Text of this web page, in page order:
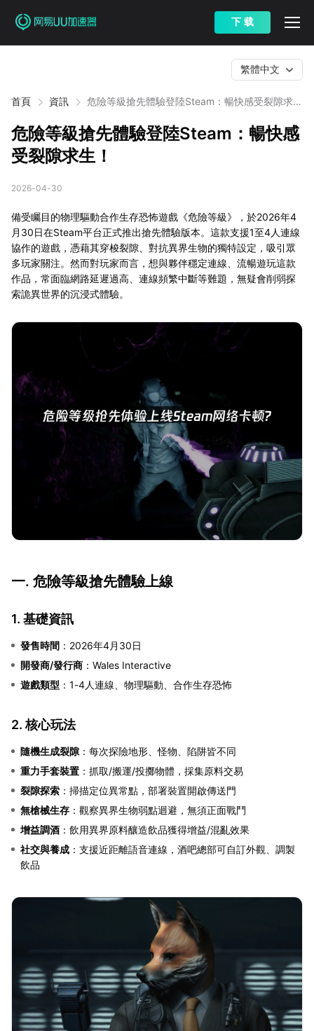
下 载
首頁 資訊
危險等級搶先體驗登陸Steam：暢快感受裂隙求
繁體中文
危險等級搶先體驗登陸Steam：暢快感
受裂隙求生！
2026-04-30
備受矚目的物理驅動合作生存恐怖遊戲《危險等級》，於2026年4
月30日在Steam平台正式推出搶先體驗版本。這款支援1至4人連線
協作的遊戲，憑藉其穿梭裂隙、對抗異界生物的獨特設定，吸引眾
多玩家關注。然而對玩家而言，想與夥伴穩定連線、流暢遊玩這款
作品，常面臨網路延遲過高、連線頻繁中斷等難題，無疑會削弱探
索詭異世界的沉浸式體驗。
一. 危險等級搶先體驗上線
1. 基礎資訊
發售時間 ：2026年4月30日
開發商/發行商 ：Wales Interactive
遊戲類型 ：1-4人連線、物理驅動、合作生存恐怖
2. 核心玩法
隨機生成裂隙：每次探險地形、怪物、陷阱皆不同
重力手套裝置 ：抓取/搬運/投擲物體，採集原料交易
裂隙探索 ：掃描定位異常點，部署裝置開啟傳送門
無槍械生存 ：觀察異界生物弱點迴避，無須正面戰鬥
增益調酒 ：飲用異界原料釀造飲品獲得增益/混亂效果
社交與養成 ：支援近距離語音連線，酒吧總部可自訂外觀、調製
飲品